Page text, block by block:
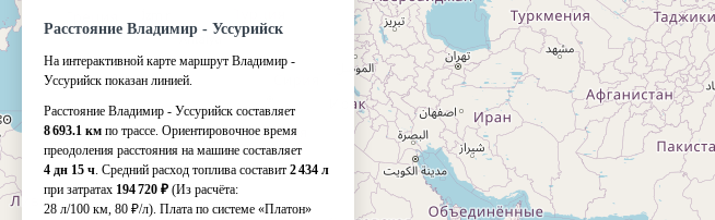
Расстояние Владимир - Уссурийск
На интерактивной карте маршрут Владимир -
Уссурийск показан линией.
Расстояние Владимир - Уссурийск составляет
8 693.1 км по трассе. Ориентировочное время
преодоления расстояния на машине составляет
4 дн 15 ч. Средний расход топлива составит 2 434 л
при затратах 194 720 ₽ (Из расчёта:
28 л/100 км, 80 ₽/л). Плата по системе «Платон»